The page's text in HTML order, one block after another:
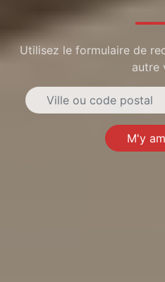
Utilisez le formulaire de
autre
M'y